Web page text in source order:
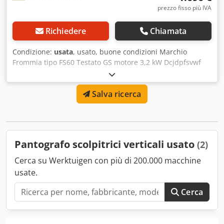
prezzo fisso più IVA
Richiedere Chiamata
Condizione: usata, usato, buone condizioni Marchio
Frommia tipo FS60 Testato GS motore 3,2 kW Dcjdpfsvwf
Tfex Afwsk porta pinza 6, 8, 12 Motore 2 velocità 12.000
Salva ricerca
Pantografo scolpitrici verticali usato (2)
Cerca su Werktuigen con più di 200.000 macchine
usate.
Cerca